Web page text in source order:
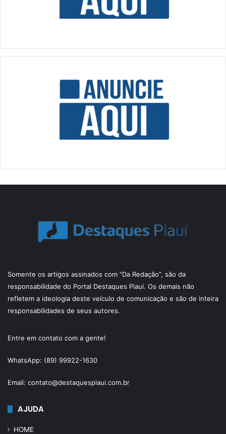
Somente os artigos assinados com “Da Redação”, são da
responsabilidade do Portal Destaques Piauí. Os demais não
refletem a ideologia deste veículo de comunicação e são de inteira
responsabilidades de seus autores.
Entre em contato com a gente!
WhatsApp: (89) 99922-1630
Email: contato@destaquespiaui.com.br
AJUDA
HOME